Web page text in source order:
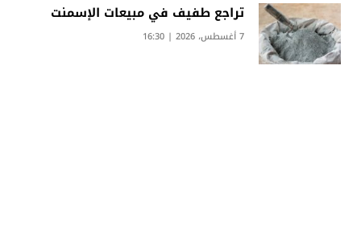
تراجع طفيف في مبيعات الإسمنت
7 أغسطس، 2026 | 16:30